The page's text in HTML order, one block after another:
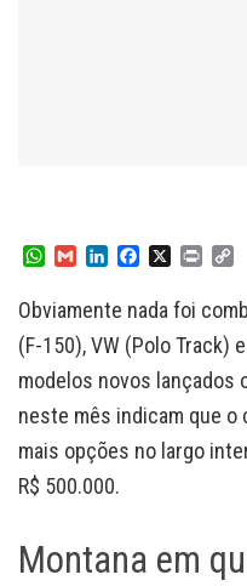
W
t
s
p
p
G
i
l
n
k
e
I
n
e
b
o
k
X
P
n
t
p
y
L
n
k
Obviamente nada foi
(F-150), VW (Polo Track)
modelos novos lançados
neste mês indicam que
mais opções no largo
R$ 500.000.
Montana em